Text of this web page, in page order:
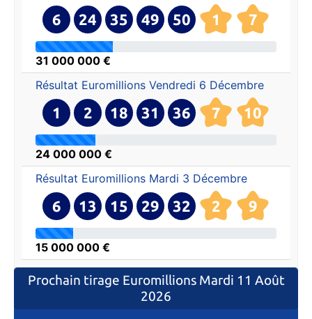
6 24 35 49 50 1 7
31 000 000 €
Résultat Euromillions Vendredi 6 Décembre
1 2 18 31 36 7 10
24 000 000 €
Résultat Euromillions Mardi 3 Décembre
6 13 15 29 32 2 9
15 000 000 €
Prochain tirage Euromillions Mardi 11 Août
2026